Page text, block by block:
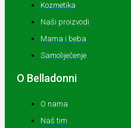
Kozmetika
Naši proizvodi
Mama i beba
Samoliječenje
O Belladonni
O nama
Naš tim